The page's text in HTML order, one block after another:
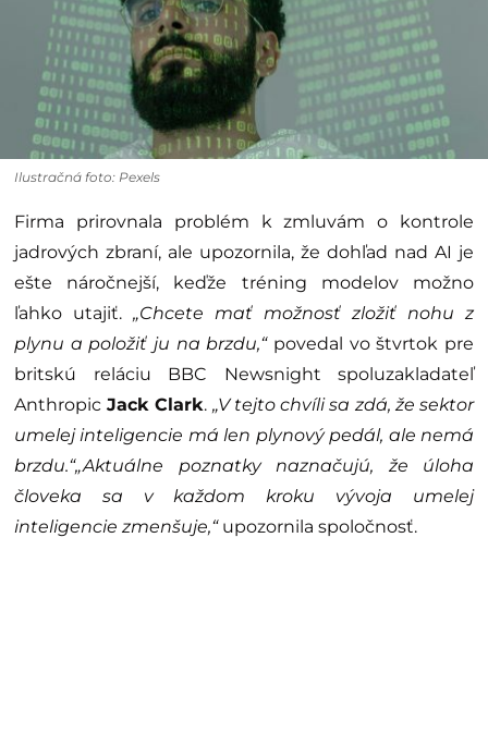
Ilustračná foto: Pexels
Firma prirovnala problém k zmluvám o kontrole
jadrových zbraní, ale upozornila, že dohľad nad AI je
ešte náročnejší, keďže tréning modelov možno
ľahko utajiť. „Chcete mať možnosť zložiť nohu z
plynu a položiť ju na brzdu,“povedal vo štvrtok pre
britskú reláciu BBC Newsnight spoluzakladateľ
Anthropic Jack Clark. „V tejto chvíli sa zdá, že sektor
umelej inteligencie má len plynový pedál, ale nemá
brzdu.“„Aktuálne poznatky naznačujú, že úloha
človeka sa v každom kroku vývoja umelej
inteligencie zmenšuje,“upozornila spoločnosť.